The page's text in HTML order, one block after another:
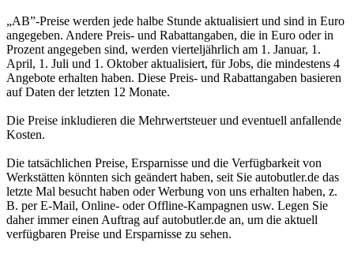
„AB”-Preise werden jede halbe Stunde aktualisiert und sind in Euro
angegeben. Andere Preis- und Rabattangaben, die in Euro oder in
Prozent angegeben sind, werden vierteljährlich am 1. Januar, 1.
April, 1. Juli und 1. Oktober aktualisiert, für Jobs, die mindestens 4
Angebote erhalten haben. Diese Preis- und Rabattangaben basieren
auf Daten der letzten 12 Monate.
Die Preise inkludieren die Mehrwertsteuer und eventuell anfallende
Kosten.
Die tatsächlichen Preise, Ersparnisse und die Verfügbarkeit von
Werkstätten könnten sich geändert haben, seit Sie autobutler.de das
letzte Mal besucht haben oder Werbung von uns erhalten haben, z.
B. per E-Mail, Online- oder Offline-Kampagnen usw. Legen Sie
daher immer einen Auftrag auf autobutler.de an, um die aktuell
verfügbaren Preise und Ersparnisse zu sehen.